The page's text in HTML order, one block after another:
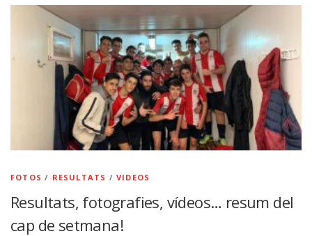
FOTOS / RESULTATS /VIDEOS
Resultats, fotografies, vídeos… resum del
cap de setmana!